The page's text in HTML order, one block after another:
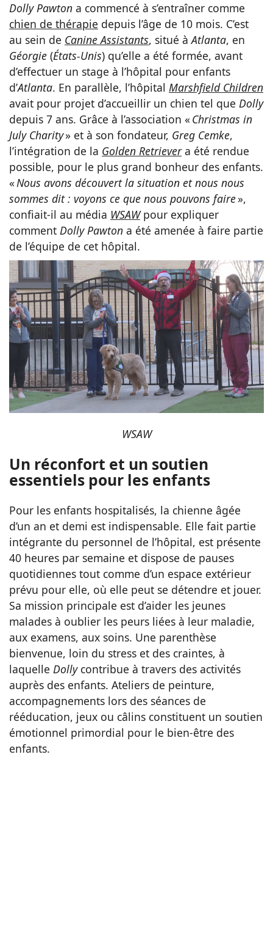
Dolly Pawton a commencé à s’entraîner comme
chien de thérapie depuis l’âge de 10 mois. C’est
au sein de Canine Assistants, situé àAtlanta, en
Géorgie (États-Unis) qu’elle a été formée, avant
d’effectuer un stage à l’hôpital pour enfants
d’Atlanta. En parallèle, l’hôpital Marshfield Children
avait pour projet d’accueillir un chien tel que Dolly
depuis 7 ans. Grâce à l’association « Christmas in
July Charity» et à son fondateur, Greg Cemke,
l’intégration de la Golden Retrievera été rendue
possible, pour le plus grand bonheur des enfants.
«Nous avons découvert la situation et nous nous
sommes dit : voyons ce que nous pouvons faire»,
confiait-il au média WSAWpour expliquer
comment Dolly Pawton a été amenée à faire partie
de l’équipe de cet hôpital.
WSAW
Un réconfort et un soutien
essentiels pour les enfants
Pour les enfants hospitalisés, la chienne âgée
d’un an et demi est indispensable. Elle fait partie
intégrante du personnel de l’hôpital, est présente
40 heures par semaine et dispose de pauses
quotidiennes tout comme d’un espace extérieur
prévu pour elle, où elle peut se détendre et jouer.
Sa mission principale est d’aider les jeunes
malades à oublier les peurs liées à leur maladie,
aux examens, aux soins. Une parenthèse
bienvenue, loin du stress et des craintes, à
laquelle Dolly contribue à travers des activités
auprès des enfants. Ateliers de peinture,
accompagnements lors des séances de
rééducation, jeux ou câlins constituent un soutien
émotionnel primordial pour le bien-être des
enfants.